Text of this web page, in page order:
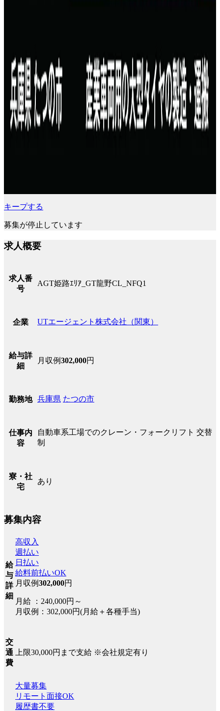
キープする
募集が停止しています
求人概要
求人番
号
AGT姫路ｴﾘｱ_GT龍野CL_NFQ1
企業 UTエージェント株式会社（関東）
給与詳
細
月収例302,000円
勤務地 兵庫県 たつの市
仕事内
容
自動車系工場でのクレーン・フォークリフト 交替
制
寮・社
宅
あり
募集内容
給
与
詳
細
高収入
週払い
日払い
給料前払いOK
月収例302,000円
月給 ：240,000円～
月収例：302,000円(月給＋各種手当)
交
通
費
上限30,000円まで支給 ※会社規定有り
大量募集
リモート面接OK
履歴書不要